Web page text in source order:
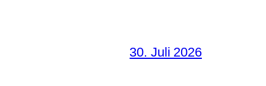
30. Juli 2026